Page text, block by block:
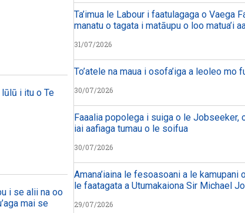
lūlū i itu o Te
i se alii na oo
mai se
Ta’imua le Labour i faatulagaga o Vaega
manatu o tagata i matāupu o loo matua’i
31/07/2026
To’atele na maua i osofa’iga a leoleo mo
30/07/2026
Faaalia popolega i suiga o le Jobseeker,
iai aafiaga tumau o le soifua
30/07/2026
Amana’iaina le fesoasoani a le kamupani
le faatagata a Utumakaiona Sir Michael
29/07/2026